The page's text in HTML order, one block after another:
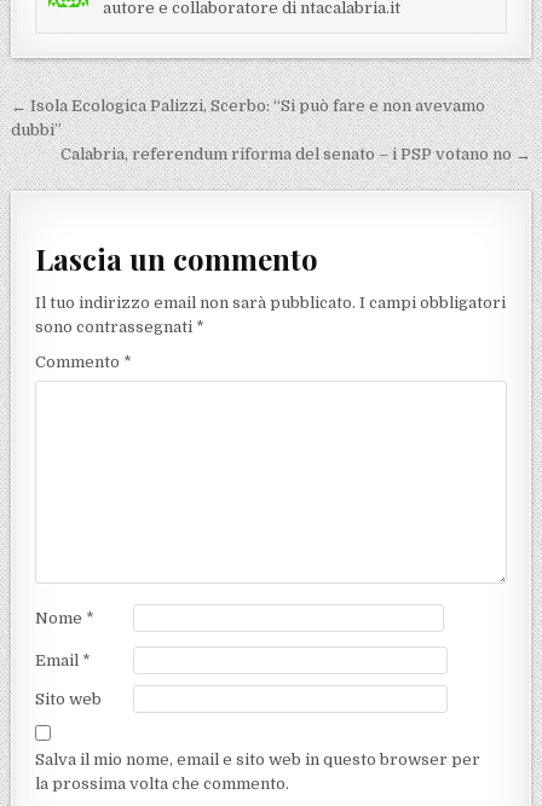
autore e collaboratore di ntacalabria.it
Navigazione articoli
← Isola Ecologica Palizzi, Scerbo: “Si può fare e non avevamo
dubbi”
Calabria, referendum riforma del senato – i PSP votano no →
Lascia un commento
Il tuo indirizzo email non sarà pubblicato. I campi obbligatori
sono contrassegnati *
Commento *
Nome *
Email *
Sito web
Salva il mio nome, email e sito web in questo browser per
la prossima volta che commento.